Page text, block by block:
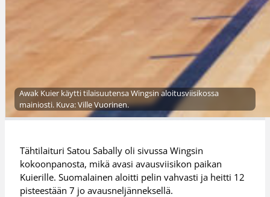
Awak Kuier käytti tilaisuutensa Wingsin aloitusviisikossa
mainiosti. Kuva: Ville Vuorinen.
Tähtilaituri Satou Sabally oli sivussa Wingsin
kokoonpanosta, mikä avasi avausviisikon paikan
Kuierille. Suomalainen aloitti pelin vahvasti ja heitti 12
pisteestään 7 jo avausneljänneksellä.